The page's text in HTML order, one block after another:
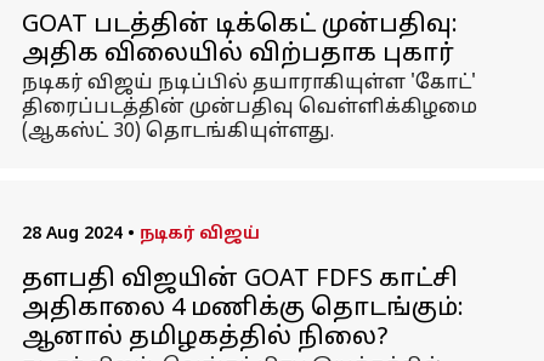
GOAT படத்தின் டிக்கெட் முன்பதிவு:
அதிக விலையில் விற்பதாக புகார்
நடிகர் விஜய் நடிப்பில் தயாராகியுள்ள 'கோட்'
திரைப்படத்தின் முன்பதிவு வெள்ளிக்கிழமை
(ஆகஸ்ட் 30) தொடங்கியுள்ளது.
28 Aug 2024 • நடிகர் விஜய்
தளபதி விஜயின் GOAT FDFS காட்சி
அதிகாலை 4 மணிக்கு தொடங்கும்:
ஆனால் தமிழகத்தில் நிலை?